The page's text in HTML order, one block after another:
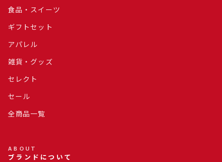
食品・スイーツ
ギフトセット
アパレル
雑貨・グッズ
セレクト
セール
全商品一覧
ABOUT
ブランドについて